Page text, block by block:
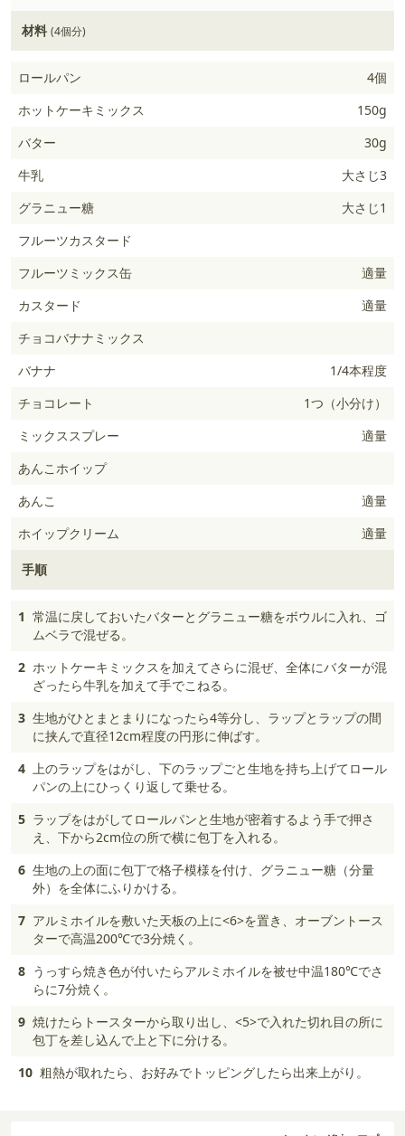
材料 (4個分)
ロールパン
4個
ホットケーキミックス
150g
バター
30g
牛乳
大さじ3
グラニュー糖
大さじ1
フルーツカスタード
フルーツミックス缶
適量
カスタード
適量
チョコバナナミックス
バナナ
1/4本程度
チョコレート
1つ（小分け）
ミックススプレー
適量
あんこホイップ
あんこ
適量
ホイップクリーム
適量
手順
1 常温に戻しておいたバターとグラニュー糖をボウルに入れ、ゴ
ムベラで混ぜる。
2 ホットケーキミックスを加えてさらに混ぜ、全体にバターが混
ざったら牛乳を加えて手でこねる。
3 生地がひとまとまりになったら4等分し、ラップとラップの間
に挟んで直径12cm程度の円形に伸ばす。
4 上のラップをはがし、下のラップごと生地を持ち上げてロール
パンの上にひっくり返して乗せる。
5 ラップをはがしてロールパンと生地が密着するよう手で押さ
え、下から2cm位の所で横に包丁を入れる。
6 生地の上の面に包丁で格子模様を付け、グラニュー糖（分量
外）を全体にふりかける。
7 アルミホイルを敷いた天板の上に<6>を置き、オーブントース
ターで高温200℃で3分焼く。
8 うっすら焼き色が付いたらアルミホイルを被せ中温180℃でさ
らに7分焼く。
9 焼けたらトースターから取り出し、<5>で入れた切れ目の所に
包丁を差し込んで上と下に分ける。
10 粗熱が取れたら、お好みでトッピングしたら出来上がり。